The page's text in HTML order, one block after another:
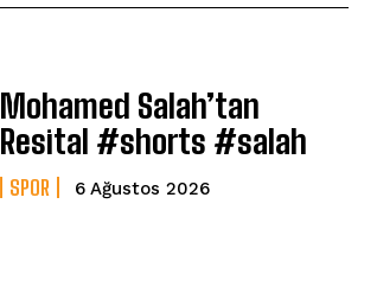
Mohamed Salah’tan
Resital #shorts #salah
SPOR 6 Ağustos 2026